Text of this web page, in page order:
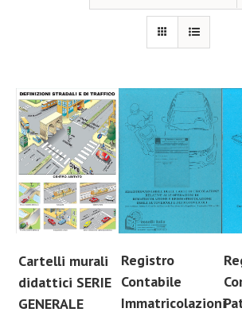
Cartelli murali
didattici SERIE
GENERALE
Registro
Contabile
Immatricolazioni